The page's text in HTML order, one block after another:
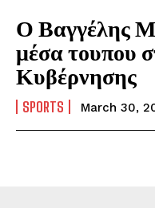
Ο Βαγγέλης
μέσα τουπου
Κυβέρνησης
SPORTS March 30,